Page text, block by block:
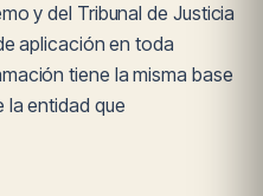
y del Tribunal de Justicia
aplicación en toda
tiene la misma base
la entidad que